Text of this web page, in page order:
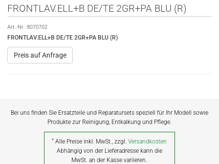
FRONTLAV.ELL+B DE/TE 2GR+PA BLU (R)
Art.-Nr.: 8070702
FRONTLAV.ELL+B DE/TE 2GR+PA BLU (R)
Preis auf Anfrage
Bei uns finden Sie Ersatzteile und Reparatursets speziell für Ihr Modell sowie
Produkte zur Reinigung, Entkalkung und Pflege.
* Alle Preise inkl. MwSt., zzgl.Versandkosten
Abhängig von der Lieferadresse kann die
MwSt. an der Kasse variieren.